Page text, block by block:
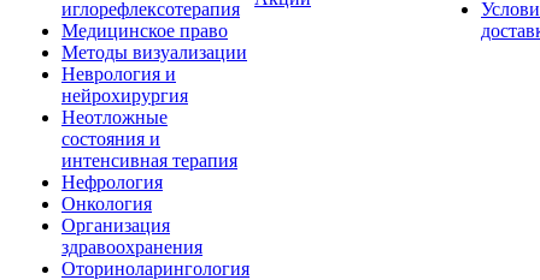
иглорефлексотерапия
Медицинское право
Методы визуализации
Неврология и
нейрохирургия
Неотложные
состояния и
интенсивная терапия
Нефрология
Онкология
Организация
здравоохранения
Оториноларингология